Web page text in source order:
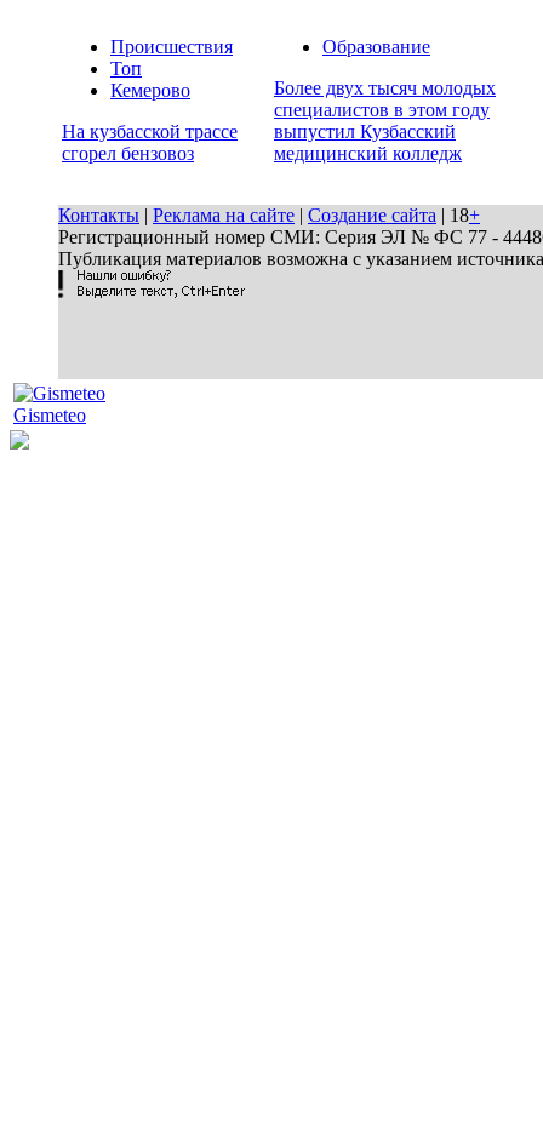
Происшествия
Топ
Кемерово
На кузбасской трассе
сгорел бензовоз
Образование
Более двух тысяч молодых
специалистов в этом году
выпустил Кузбасский
медицинский колледж
Контакты | Реклама на сайте | Создание сайта | 18+
Регистрационный номер СМИ: Серия ЭЛ № ФС 77 - 44486
Публикация материалов возможна с указанием
Gismeteo